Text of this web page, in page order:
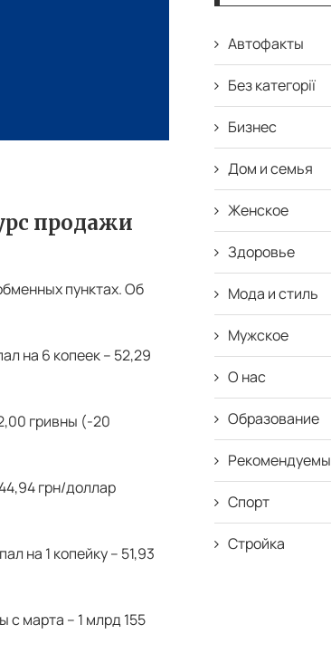
продажи
пунктах. Об
на 6 копеек – 52,29
гривны (-20
грн/доллар
на 1 копейку – 51,93
марта – 1 млрд 155
Автофакты
Без категорії
Бизнес
Дом и семья
Женское
Здоровье
Мода и стиль
Мужское
О нас
Образование
Спорт
Стройка